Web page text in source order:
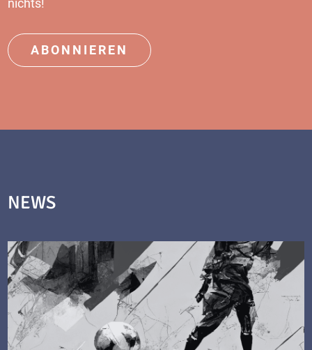
nichts!
ABONNIEREN
NEWS